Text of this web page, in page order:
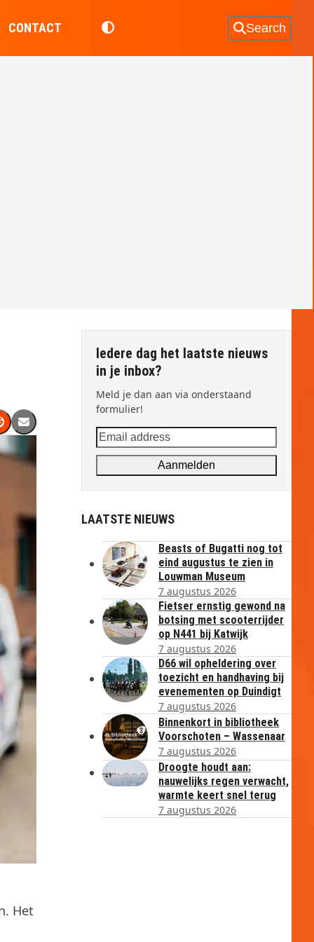
CONTACT Search
Het
Iedere dag het laatste nieuws
in je inbox?
Meld je dan aan via onderstaand
formulier!
Email
address
Aanmelden
LAATSTE NIEUWS
Beasts of Bugatti nog tot
eind augustus te zien in
Louwman Museum
7 augustus 2026
Fietser ernstig gewond na
botsing met scooterrijder
op N441 bij Katwijk
7 augustus 2026
D66 wil opheldering over
toezicht en handhaving bij
evenementen op Duindigt
7 augustus 2026
Binnenkort in bibliotheek
Voorschoten – Wassenaar
7 augustus 2026
Droogte houdt aan:
nauwelijks regen verwacht,
warmte keert snel terug
7 augustus 2026